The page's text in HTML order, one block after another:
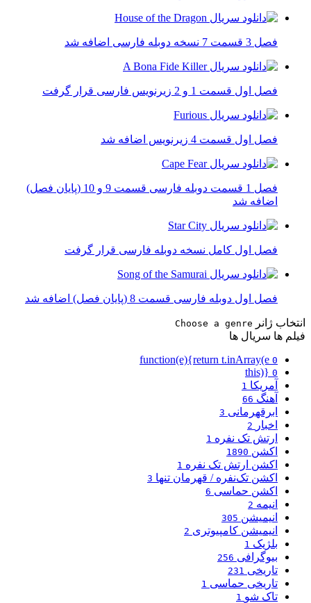
فصل 3 قسمت 7 نسخه دوبله فارسی اضافه شد
فصل اول قسمت 1 و 2 زیرنویس فارسی قرار گرفت
فصل اول قسمت 4 زیرنویس اضافه شد
فصل 1 قسمت دوبله فارسی قسمت 9 و 10 (پایان فصل)
اضافه شد
فصل اول کامل نسخه دوبله فارسی قرار گرفت
فصل اول دوبله فارسی قسمت 8 (پایان فصل) اضافه شد
انتخاب ژانر Choose a genre
فیلم ها سریال ها
function(e){return t.inArray(e 0
this)} 0
آمریکا 1
آهنگ 66
ابرقهرمانی 3
اخبار 2
ارتش تک نفره 1
اکشن 1890
اکشن ارتش تک نفره 1
اکشن تک‌نفره / قهرمان تنها 3
اکشن حماسی 6
انیمه 2
انیمیشن 305
انیمیشن کامپیوتری 2
بلژیک 1
بیوگرافی 256
تاریخی 231
تاریخی حماسی 1
تاک شو 1